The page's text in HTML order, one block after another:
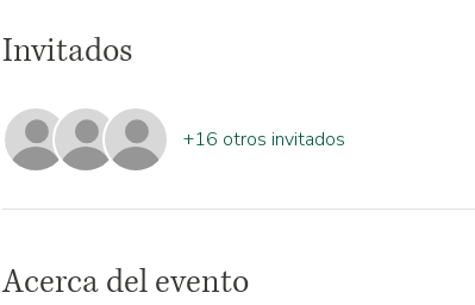
Invitados
+16 otros invitados
Acerca del evento